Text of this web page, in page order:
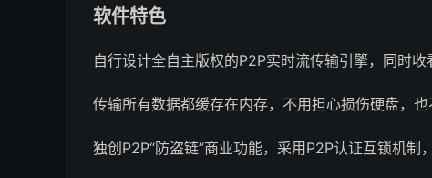
软件特色
自行设计全自主版权的P2P实时流传输引擎，同时收
传输所有数据都缓存在内存，不用担心损伤硬盘，也
独创P2P“防盗链”商业功能，采用P2P认证互锁机制